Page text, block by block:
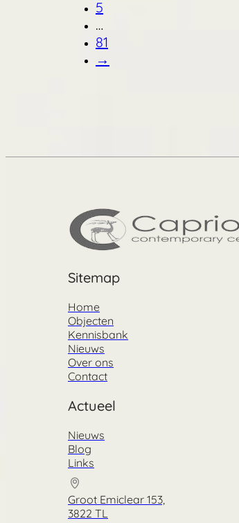
5
…
81
→
Sitemap
Home
Objecten
Kennisbank
Nieuws
Over ons
Contact
Actueel
Nieuws
Blog
Links
Groot Emiclear 153,
3822 TL